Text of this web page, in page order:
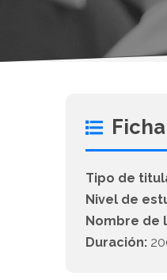
Tipo de
Nivel de
Nombre de
Duración: